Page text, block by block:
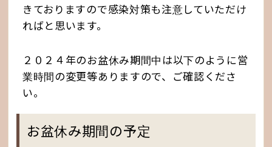
きておりますので感染対策も注意していただけ
ればと思います。
２０２４年のお盆休み期間中は以下のように営
業時間の変更等ありますので、ご確認くださ
い。
お盆休み期間の予定